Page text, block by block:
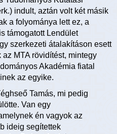
indult, aztán volt két másik
a folyománya lett ez, a
támogatott Lendület
szerkezeti átalakításon esett
MTA rövidítést, mintegy
Akadémia fiatal
az egyike.
Tamás, mi pedig
Van egy
én vagyok az
ideig segítettek